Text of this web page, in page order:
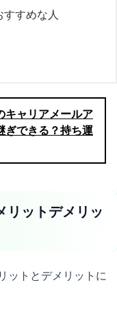
すめな人
キャリアメールア
ぎできる？持ち運
リットデメリッ
ットとデメリットに